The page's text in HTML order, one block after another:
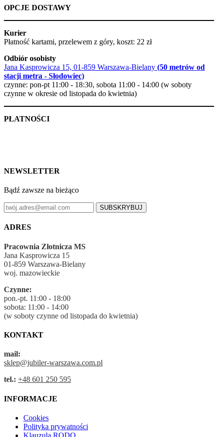
OPCJE DOSTAWY
Kurier
Płatność kartami, przelewem z góry, koszt: 22 zł
Odbiór osobisty
Jana Kasprowicza 15, 01-859 Warszawa-Bielany (50 metrów od
stacji metra - Słodowiec)
czynne: pon-pt 11:00 - 18:30, sobota 11:00 - 14:00 (w soboty
czynne w okresie od listopada do kwietnia)
PŁATNOŚCI
NEWSLETTER
Bądź zawsze na bieżąco
SUBSKRYBUJ
ADRES
Pracownia Złotnicza MS
Jana Kasprowicza 15
01-859 Warszawa-Bielany
woj. mazowieckie
Czynne:
pon.-pt. 11:00 - 18:00
sobota: 11:00 - 14:00
(w soboty czynne od listopada do kwietnia)
KONTAKT
mail:
sklep@jubiler-warszawa.com.pl
tel.: +48 601 250 595
INFORMACJE
Cookies
Polityka prywatności
Klauzula RODO